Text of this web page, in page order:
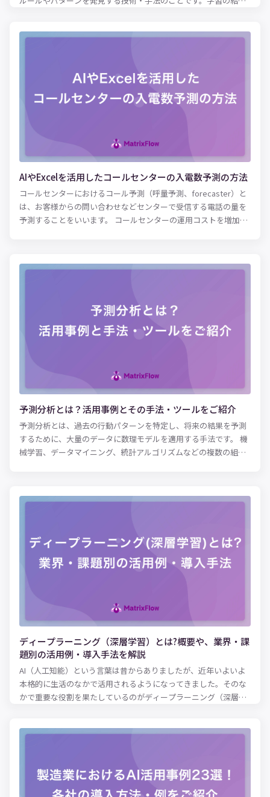
用することで、人間の脳では処理しきれない複雑な要素を加味し
ています。自動運転や医療、人間の購買行動の分析など、さまざ
まなビジネス領域で機械学習が実用化されており、今後のマーケ
ットで生き残っていくためには必須の技術になりつつあるといえ
れる際の作業フローも紹介しているので、機械学習の活用に興味
がある方はぜひ参考にしてみてください。
AIやExcelを活用したコールセンターの入電数予測の方法
コールセンターにおけるコール予測（呼量予測、forecaster）と
は、お客様からの問い合わせなどセンターで受信する電話の量を
予測することをいいます。 コールセンターの運用コストを増加さ
置すると、対応がなく待ち状態のコミュニケーターが増えて、不
ん。適正な人員をコンタクトセンターに配置することで、十分な
顧客満足度が提供できる状態でオペレーションを行っていること
が理想です。今回は、Excelを活用したコール予測、AI（人工知
予測分析とは？活用事例とその手法・ツールをご紹介
予測分析とは、過去の行動パターンを特定し、将来の結果を予測
するために、大量のデータに数理モデルを適用する手法です。 機
械学習、データマイニング、統計アルゴリズムなどの複数の組み
す。 ・需要と供給のより正確な予測コンピューターネットワーク
詐欺のリアルタイム検出 予測分析機能を組み込んだソフトウェア
が増えつつあり、これはあらゆる規模の組織体でユーザーにとっ
て身近なものになっています。予測分析はデータサイエンスや高
を受ける機会を提供することに値します。この概念を「データの
民主化」と呼びます。誰もがデータを利用してより良い意思決定
を下せるように、組織全体でデータを誰もが利用できるようにす
るという概念です。 本記事では、予測分析がなぜ重要なのか、予
測分析の実活用例、予測分析の手法、機械学習やデータマイニン
グなどの他のテクノロジーとの関係、モデルの役割、予測分析を
始めるにあたってのヒントについてご紹介します。
ディープラーニング（深層学習）とは?概要や、業界・課
題別の活用例・導入手法を解説
AI（人工知能）という言葉は昔からありましたが、近年いよいよ
本格的に生活のなかで活用されるようになってきました。そのな
かで重要な役割を果たしているのがディープラーニング（深層学
たらしています。 しかし、ディープラーニングがどのような仕組
との違い、さらに業種別のビジネスへの活用例を紹介します。 デ
ィープラーニングを事業活動に活かしたいとお考えの経営者・事